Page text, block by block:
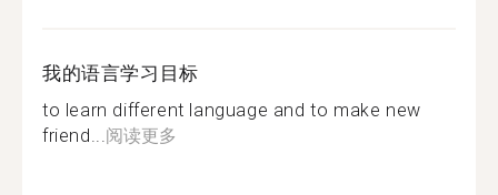
我的语言学习目标
to learn different language and to make new
friend... 阅读更多